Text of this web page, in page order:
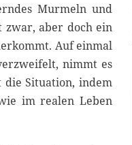
Murmeln und
zwar, aber doch ein
Auf einmal
nimmt es
Situation, indem
im realen Leben